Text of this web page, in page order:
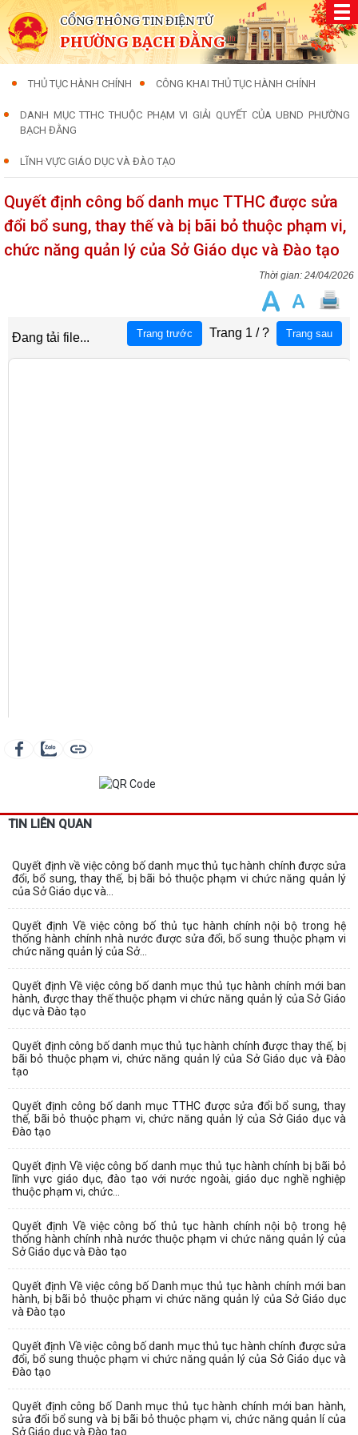
CỔNG THÔNG TIN ĐIỆN TỬ
PHƯỜNG BẠCH ĐẰNG
THỦ TỤC HÀNH CHÍNH CÔNG KHAI THỦ TỤC HÀNH CHÍNH
DANH MỤC TTHC THUỘC PHẠM VI GIẢI QUYẾT CỦA UBND PHƯỜNG
BẠCH ĐẰNG
LĨNH VỰC GIÁO DỤC VÀ ĐÀO TẠO
Quyết định công bố danh mục TTHC được sửa
đổi bổ sung, thay thế và bị bãi bỏ thuộc phạm vi,
chức năng quản lý của Sở Giáo dục và Đào tạo
24/04/2026
TIN LIÊN QUAN
Quyết định về việc công bố danh mục thủ tục hành chính được sửa
đổi, bổ sung, thay thế, bị bãi bỏ thuộc phạm vi chức năng quản lý
của Sở Giáo dục và...
Quyết định Về việc công bố thủ tục hành chính nội bộ trong hệ
thống hành chính nhà nước được sửa đổi, bổ sung thuộc phạm vi
chức năng quản lý của Sở...
Quyết định Về việc công bố danh mục thủ tục hành chính mới ban
hành, được thay thế thuộc phạm vi chức năng quản lý của Sở Giáo
dục và Đào tạo
Quyết định công bố danh mục thủ tục hành chính được thay thế, bị
bãi bỏ thuộc phạm vi, chức năng quản lý của Sở Giáo dục và Đào
tạo
Quyết định công bố danh mục TTHC được sửa đổi bổ sung, thay
thế, bãi bỏ thuộc phạm vi, chức năng quản lý của Sở Giáo dục và
Đào tạo
Quyết định Về việc công bố danh mục thủ tục hành chính bị bãi bỏ
lĩnh vực giáo dục, đào tạo với nước ngoài, giáo dục nghề nghiệp
thuộc phạm vi, chức...
Quyết định Về việc công bố thủ tục hành chính nội bộ trong hệ
thống hành chính nhà nước thuộc phạm vi chức năng quản lý của
Sở Giáo dục và Đào tạo
Quyết định Về việc công bố Danh mục thủ tục hành chính mới ban
hành, bị bãi bỏ thuộc phạm vi chức năng quản lý của Sở Giáo dục
và Đào tạo
Quyết định Về việc công bố danh mục thủ tục hành chính được sửa
đổi, bổ sung thuộc phạm vi chức năng quản lý của Sở Giáo dục và
Đào tạo
Quyết định công bố Danh mục thủ tục hành chính mới ban hành,
sửa đổi bổ sung và bị bãi bỏ thuộc phạm vi, chức năng quản lí của
Sở Giáo dục và Đào tạo